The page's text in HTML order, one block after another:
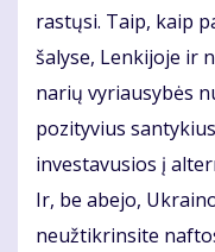
rastųsi. Taip, kaip
šalyse, Lenkijoje ir
narių vyriausybės
pozityvius
investavusios į
Ir, be abejo,
neužtikrinsite